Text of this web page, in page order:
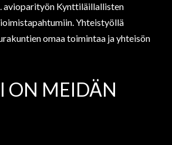
avioparityön Kynttiläillallisten
Yhteistyöllä
omaa toimintaa ja yhteisön
ON MEIDÄN